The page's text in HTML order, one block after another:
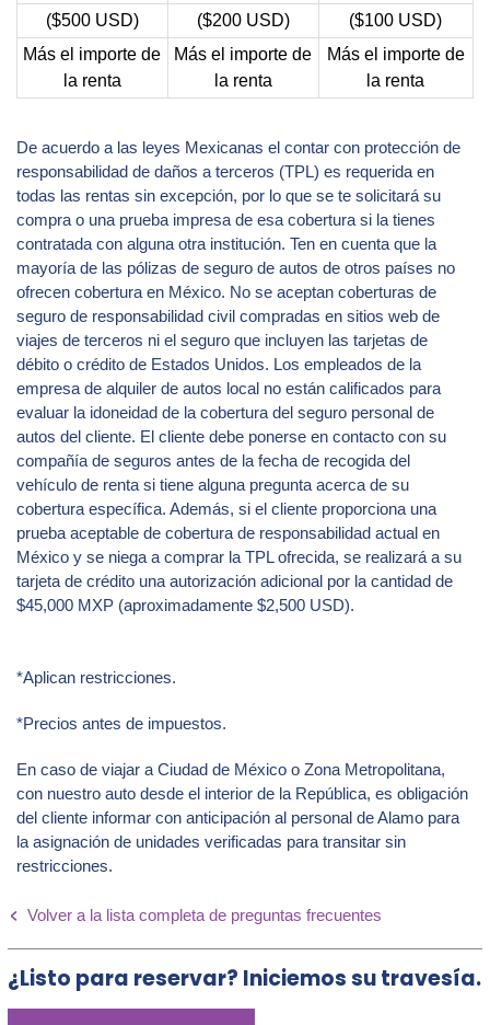
($500 USD)
($200 USD)
($100 USD)
Más el importe de
la renta
Más el importe de
la renta
Más el importe de
la renta
De acuerdo a las leyes Mexicanas el contar con protección de
responsabilidad de daños a terceros (TPL) es requerida en
todas las rentas sin excepción, por lo que se te solicitará su
compra o una prueba impresa de esa cobertura si la tienes
contratada con alguna otra institución. Ten en cuenta que la
mayoría de las pólizas de seguro de autos de otros países no
ofrecen cobertura en México. No se aceptan coberturas de
seguro de responsabilidad civil compradas en sitios web de
viajes de terceros ni el seguro que incluyen las tarjetas de
débito o crédito de Estados Unidos. Los empleados de la
empresa de alquiler de autos local no están calificados para
evaluar la idoneidad de la cobertura del seguro personal de
autos del cliente. El cliente debe ponerse en contacto con su
compañía de seguros antes de la fecha de recogida del
vehículo de renta si tiene alguna pregunta acerca de su
cobertura específica. Además, si el cliente proporciona una
prueba aceptable de cobertura de responsabilidad actual en
México y se niega a comprar la TPL ofrecida, se realizará a su
tarjeta de crédito una autorización adicional por la cantidad de
$45,000 MXP (aproximadamente $2,500 USD).
*Aplican restricciones.
*Precios antes de impuestos.
En caso de viajar a Ciudad de México o Zona Metropolitana,
con nuestro auto desde el interior de la República, es obligación
del cliente informar con anticipación al personal de Alamo para
la asignación de unidades verificadas para transitar sin
restricciones.
Volver a la lista completa de preguntas frecuentes
¿Listo para reservar? Iniciemos su travesía.